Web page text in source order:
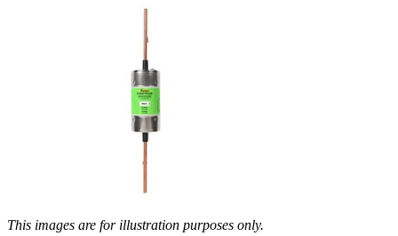
This images are for illustration purposes only.